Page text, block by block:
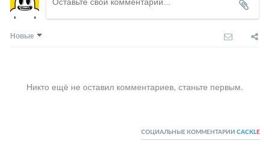
Новые
Никто ещё не оставил комментариев, станьте первым.
СОЦИАЛЬНЫЕ КОММЕНТАРИИ CACKL E